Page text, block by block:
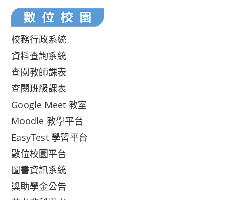
校務行政系統
資料查詢系統
查閱教師課表
查閱班級課表
Google Meet 教室
Moodle 教學平台
EasyTest 學習平台
數位校園平台
圖書資訊系統
獎助學金公告